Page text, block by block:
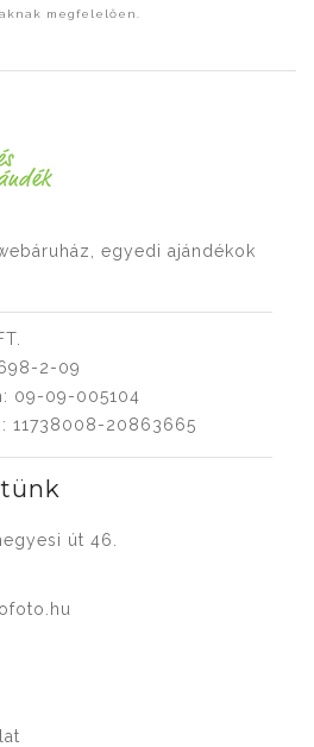
megfelelően.
egyedi ajándékok
2-09
09-09-005104
11738008-20863665
út 46.